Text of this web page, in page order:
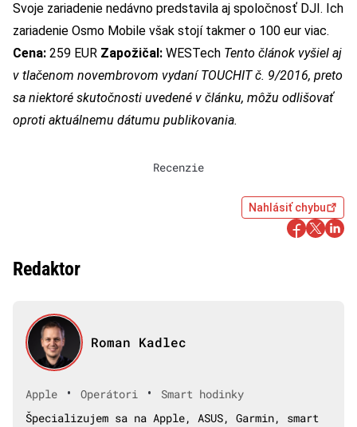
Svoje zariadenie nedávno predstavila aj spoločnosť DJI. Ich
zariadenie Osmo Mobile však stojí takmer o 100 eur viac.
Cena: 259 EUR Zapožičal: WESTech Tento článok vyšiel aj
v tlačenom novembrovom vydaní TOUCHIT č. 9/2016, preto
sa niektoré skutočnosti uvedené v článku, môžu odlišovať
oproti aktuálnemu dátumu publikovania.
Recenzie
Nahlásiť chybu
Redaktor
Roman Kadlec
Apple • Operátori •
Smart hodinky
Špecializujem sa na Apple, ASUS, Garmin, smart